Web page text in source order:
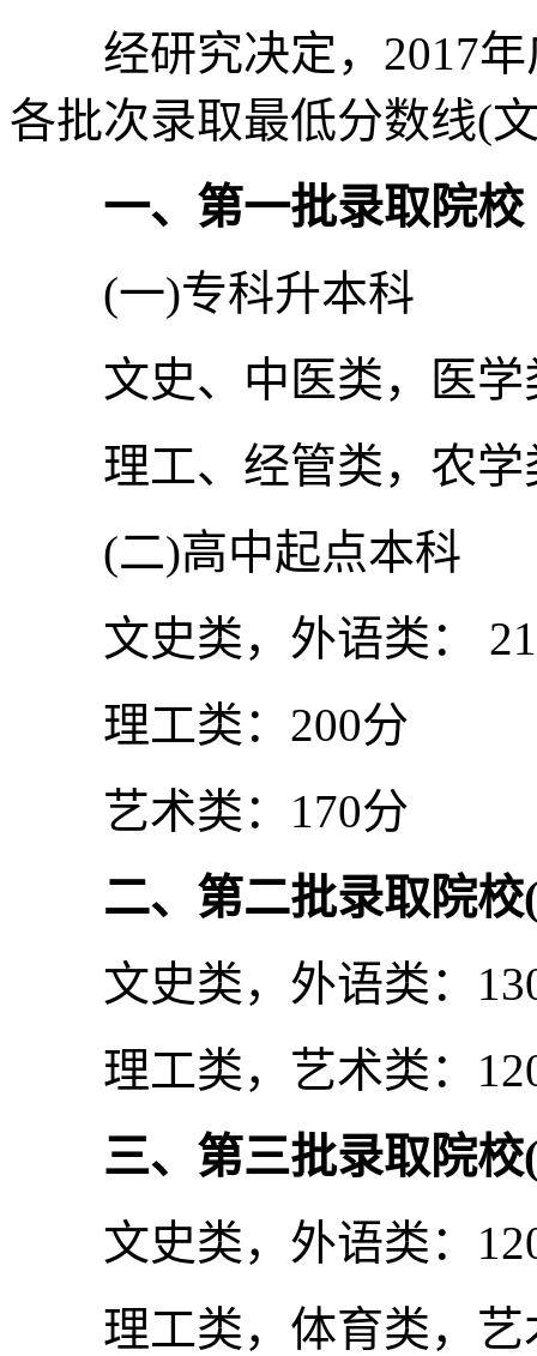
经研究决定，2017年
各批次录取最低分数线(
一、第一批录取院校
(一)专科升本科
文史、中医类，医学
理工、经管类，农学
(二)高中起点本科
文史类，外语类：
理工类：200分
艺术类：170分
二、第二批录取院
文史类，外语类：
理工类，艺术类：
三、第三批录取院校
文史类，外语类：
理工类，体育类，艺